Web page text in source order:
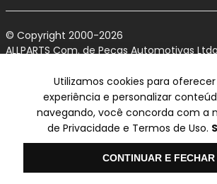
© Copyright 2000-2026
ALLPARTS Com. de Peças Automotivas
Claudina - Vinhedo/SP - CEP 13284-480.
Preços, condições de pagamento e frete exclusivos
internet utilizando CPF, podendo variar na Loja Física
Preços e descontos podem variar no checkout.
Vendas sujeitas a análise e confirmação de dados.
Utilizamos cookies para
experiência e personalizar
navegando, você concorda com a
de Privacidade e Termos de Uso.
CONTINUAR E FECHAR